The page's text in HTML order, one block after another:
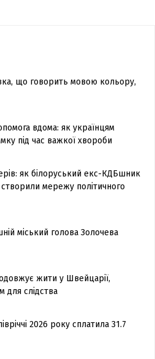
що говорить мовою кольору,
вдома: як українцям
під час важкої хвороби
як білоруський екс-КДБшник
мережу політичного
міський голова Золочева
жити у Швейцарії,
слідства
2026 року сплатила 31.7